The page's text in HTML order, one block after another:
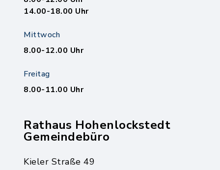
14.00-18.00 Uhr
Mittwoch
8.00-12.00 Uhr
Freitag
8.00-11.00 Uhr
Rathaus Hohenlockstedt
Gemeindebüro
Kieler Straße 49